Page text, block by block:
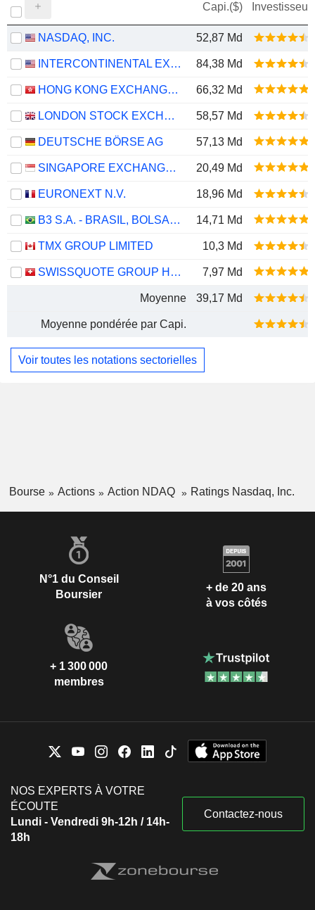
Capi.($) Investisseur
NASDAQ, INC. 52,87 Md
INTERCONTINENTAL EXCHANGE, INC. 84,38 Md
HONG KONG EXCHANGES AND CLEARING LIMITED 66,32 Md
LONDON STOCK EXCHANGE GROUP PLC 58,57 Md
DEUTSCHE BÖRSE AG 57,13 Md
SINGAPORE EXCHANGE LIMITED 20,49 Md
EURONEXT N.V. 18,96 Md
B3 S.A. - BRASIL, BOLSA, BALCÃO 14,71 Md
TMX GROUP LIMITED 10,3 Md
SWISSQUOTE GROUP HOLDING SA 7,97 Md
Moyenne 39,17 Md
Moyenne pondérée par Capi.
Voir toutes les notations sectorielles
Bourse Actions Action NDAQ Ratings Nasdaq, Inc.
N°1 du Conseil
Boursier
+ de 20 ans
à vos côtés
+ 1 300 000
membres
NOS EXPERTS À VOTRE
ÉCOUTE
Lundi - Vendredi 9h-12h / 14h-
18h
Contactez-nous